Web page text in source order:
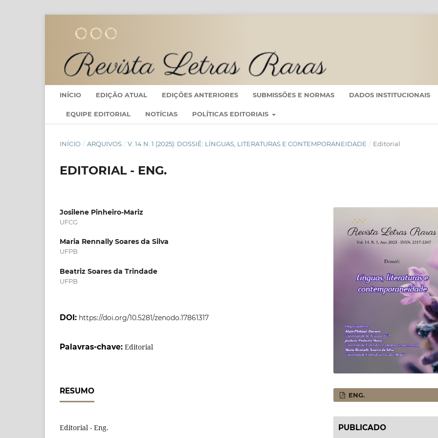
INÍCIO EDIÇÃO ATUAL EDIÇÕES ANTERIORES SUBMISSÕES E NORMAS DADOS INSTITUCIONAIS
EQUIPE EDITORIAL NOTÍCIAS POLÍTICAS EDITORIAIS
INÍCIO / ARQUIVOS / V. 14 N. 1 (2025): DOSSIÊ: LÍNGUAS, LITERATURAS E CONTEMPORANEIDADE / Editorial
EDITORIAL - ENG.
Josilene Pinheiro-Mariz
UFCG
Maria Rennally Soares da Silva
UFPB
Beatriz Soares da Trindade
UFPB
DOI: https://doi.org/10.5281/zenodo.17861317
Palavras-chave: Editorial
RESUMO
Editorial - Eng.
ENG.
PUBLICADO